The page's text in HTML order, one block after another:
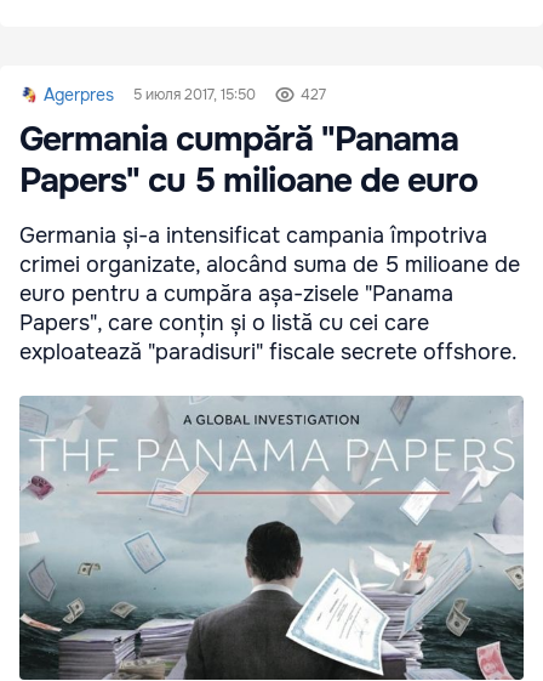
Agerpres 5 июля 2017, 15:50 427
Germania cumpără "Panama
Papers" cu 5 milioane de euro
Germania și-a intensificat campania împotriva
crimei organizate, alocând suma de 5 milioane de
euro pentru a cumpăra așa-zisele "Panama
Papers", care conțin și o listă cu cei care
exploatează "paradisuri" fiscale secrete offshore.